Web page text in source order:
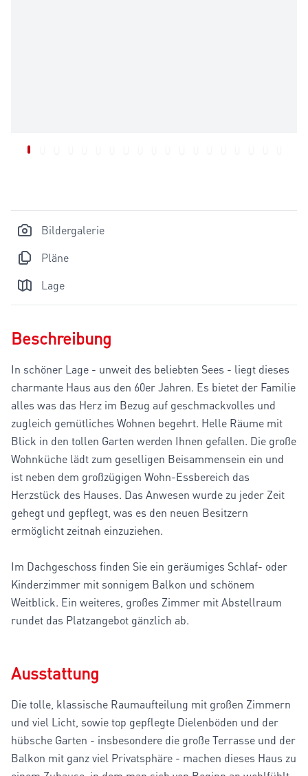
Bildergalerie
Pläne
Lage
Beschreibung
In schöner Lage - unweit des beliebten Sees - liegt dieses
charmante Haus aus den 60er Jahren. Es bietet der Familie
alles was das Herz im Bezug auf geschmackvolles und
zugleich gemütliches Wohnen begehrt. Helle Räume mit
Blick in den tollen Garten werden Ihnen gefallen. Die große
Wohnküche lädt zum geselligen Beisammensein ein und
ist neben dem großzügigen Wohn-Essbereich das
Herzstück des Hauses. Das Anwesen wurde zu jeder Zeit
gehegt und gepflegt, was es den neuen Besitzern
ermöglicht zeitnah einzuziehen.
Im Dachgeschoss finden Sie ein geräumiges Schlaf- oder
Kinderzimmer mit sonnigem Balkon und schönem
Weitblick. Ein weiteres, großes Zimmer mit Abstellraum
rundet das Platzangebot gänzlich ab.
Ausstattung
Die tolle, klassische Raumaufteilung mit großen Zimmern
und viel Licht, sowie top gepflegte Dielenböden und der
hübsche Garten - insbesondere die große Terrasse und der
Balkon mit ganz viel Privatsphäre - machen dieses Haus zu